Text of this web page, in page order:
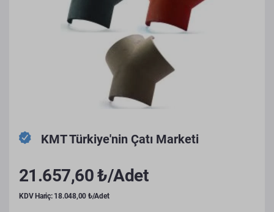
KMT Türkiye'nin Çatı Marketi
21.657,60 ₺/Adet
KDV Hariç: 18.048,00 ₺/Adet